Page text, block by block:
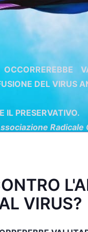
DEL VIRUS
IL PRESERVATIVO.
VIRUS?